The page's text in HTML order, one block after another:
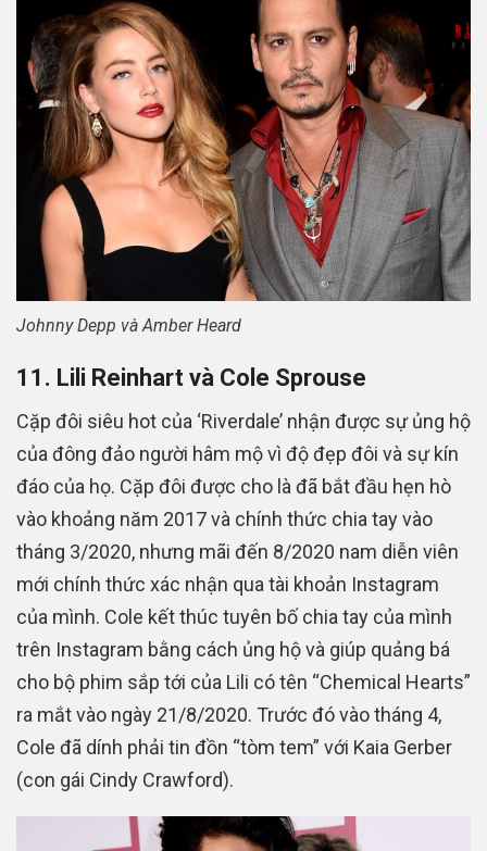
Johnny Depp và Amber Heard
11. Lili Reinhart và Cole Sprouse
Cặp đôi siêu hot của ‘Riverdale’ nhận được sự ủng hộ
của đông đảo người hâm mộ vì độ đẹp đôi và sự kín
đáo của họ. Cặp đôi được cho là đã bắt đầu hẹn hò
vào khoảng năm 2017 và chính thức chia tay vào
tháng 3/2020, nhưng mãi đến 8/2020 nam diễn viên
mới chính thức xác nhận qua tài khoản Instagram
của mình. Cole kết thúc tuyên bố chia tay của mình
trên Instagram bằng cách ủng hộ và giúp quảng bá
cho bộ phim sắp tới của Lili có tên “Chemical Hearts”
ra mắt vào ngày 21/8/2020. Trước đó vào tháng 4,
Cole đã dính phải tin đồn “tòm tem” với Kaia Gerber
(con gái Cindy Crawford).